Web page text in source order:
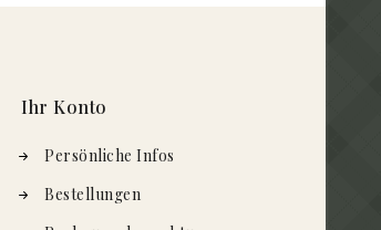
Ihr Konto
Persönliche Infos
Bestellungen